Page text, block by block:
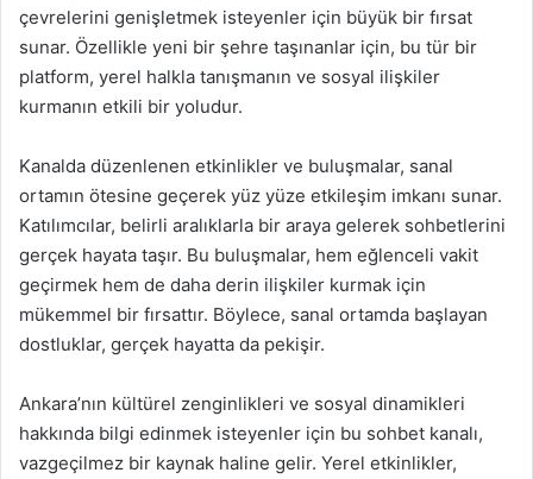
çevrelerini genişletmek isteyenler için büyük bir fırsat
sunar. Özellikle yeni bir şehre taşınanlar için, bu tür bir
platform, yerel halkla tanışmanın ve sosyal ilişkiler
kurmanın etkili bir yoludur.
Kanalda düzenlenen etkinlikler ve buluşmalar, sanal
ortamın ötesine geçerek yüz yüze etkileşim imkanı sunar.
Katılımcılar, belirli aralıklarla bir araya gelerek sohbetlerini
gerçek hayata taşır. Bu buluşmalar, hem eğlenceli vakit
geçirmek hem de daha derin ilişkiler kurmak için
mükemmel bir fırsattır. Böylece, sanal ortamda başlayan
dostluklar, gerçek hayatta da pekişir.
Ankara’nın kültürel zenginlikleri ve sosyal dinamikleri
hakkında bilgi edinmek isteyenler için bu sohbet kanalı,
vazgeçilmez bir kaynak haline gelir. Yerel etkinlikler,